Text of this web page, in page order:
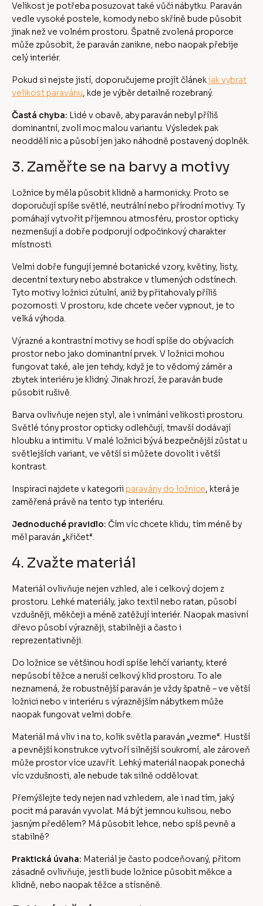
Velikost je potřeba posuzovat také vůči nábytku. Paraván
vedle vysoké postele, komody nebo skříně bude působit
jinak než ve volném prostoru. Špatně zvolená proporce
může způsobit, že paraván zanikne, nebo naopak přebije
celý interiér.
Pokud si nejste jistí, doporučujeme projít článekjak vybrat
velikost paravánu, kde je výběr detailně rozebraný.
Častá chyba: Lidé v obavě, aby paraván nebyl příliš
dominantní, zvolí moc malou variantu. Výsledek pak
neoddělí nic a působí jen jako náhodně postavený doplněk.
3. Zaměřte se na barvy a motivy
Ložnice by měla působit klidně a harmonicky. Proto se
doporučují spíše světlé, neutrální nebo přírodní motivy. Ty
pomáhají vytvořit příjemnou atmosféru, prostor opticky
nezmenšují a dobře podporují odpočinkový charakter
místnosti.
Velmi dobře fungují jemné botanické vzory, květiny, listy,
decentní textury nebo abstrakce v tlumených odstínech.
Tyto motivy ložnici zútulní, aniž by přitahovaly příliš
pozornosti. V prostoru, kde chcete večer vypnout, je to
velká výhoda.
Výrazné a kontrastní motivy se hodí spíše do obývacích
prostor nebo jako dominantní prvek. V ložnici mohou
fungovat také, ale jen tehdy, když je to vědomý záměr a
zbytek interiéru je klidný. Jinak hrozí, že paraván bude
působit rušivě.
Barva ovlivňuje nejen styl, ale i vnímání velikosti prostoru.
Světlé tóny prostor opticky odlehčují, tmavší dodávají
hloubku a intimitu. V malé ložnici bývá bezpečnější zůstat u
světlejších variant, ve větší si můžete dovolit i větší
kontrast.
Inspiraci najdete v kategorii paravány do ložnice, která je
zaměřená právě na tento typ interiéru.
Jednoduché pravidlo: Čím víc chcete klidu, tím méně by
měl paraván „křičet“.
4. Zvažte materiál
Materiál ovlivňuje nejen vzhled, ale i celkový dojem z
prostoru. Lehké materiály, jako textil nebo ratan, působí
vzdušněji, měkčeji a méně zatěžují interiér. Naopak masivní
dřevo působí výrazněji, stabilněji a často i
reprezentativněji.
Do ložnice se většinou hodí spíše lehčí varianty, které
nepůsobí těžce a neruší celkový klid prostoru. To ale
neznamená, že robustnější paraván je vždy špatně – ve větší
ložnici nebo v interiéru s výraznějším nábytkem může
naopak fungovat velmi dobře.
Materiál má vliv i na to, kolik světla paraván „vezme“. Hustší
a pevnější konstrukce vytvoří silnější soukromí, ale zároveň
může prostor více uzavřít. Lehký materiál naopak ponechá
víc vzdušnosti, ale nebude tak silně oddělovat.
Přemýšlejte tedy nejen nad vzhledem, ale i nad tím, jaký
pocit má paraván vyvolat. Má být jemnou kulisou, nebo
jasným předělem? Má působit lehce, nebo spíš pevně a
stabilně?
Praktická úvaha: Materiál je často podceňovaný, přitom
zásadně ovlivňuje, jestli bude ložnice působit měkce a
klidně, nebo naopak těžce a stísněně.